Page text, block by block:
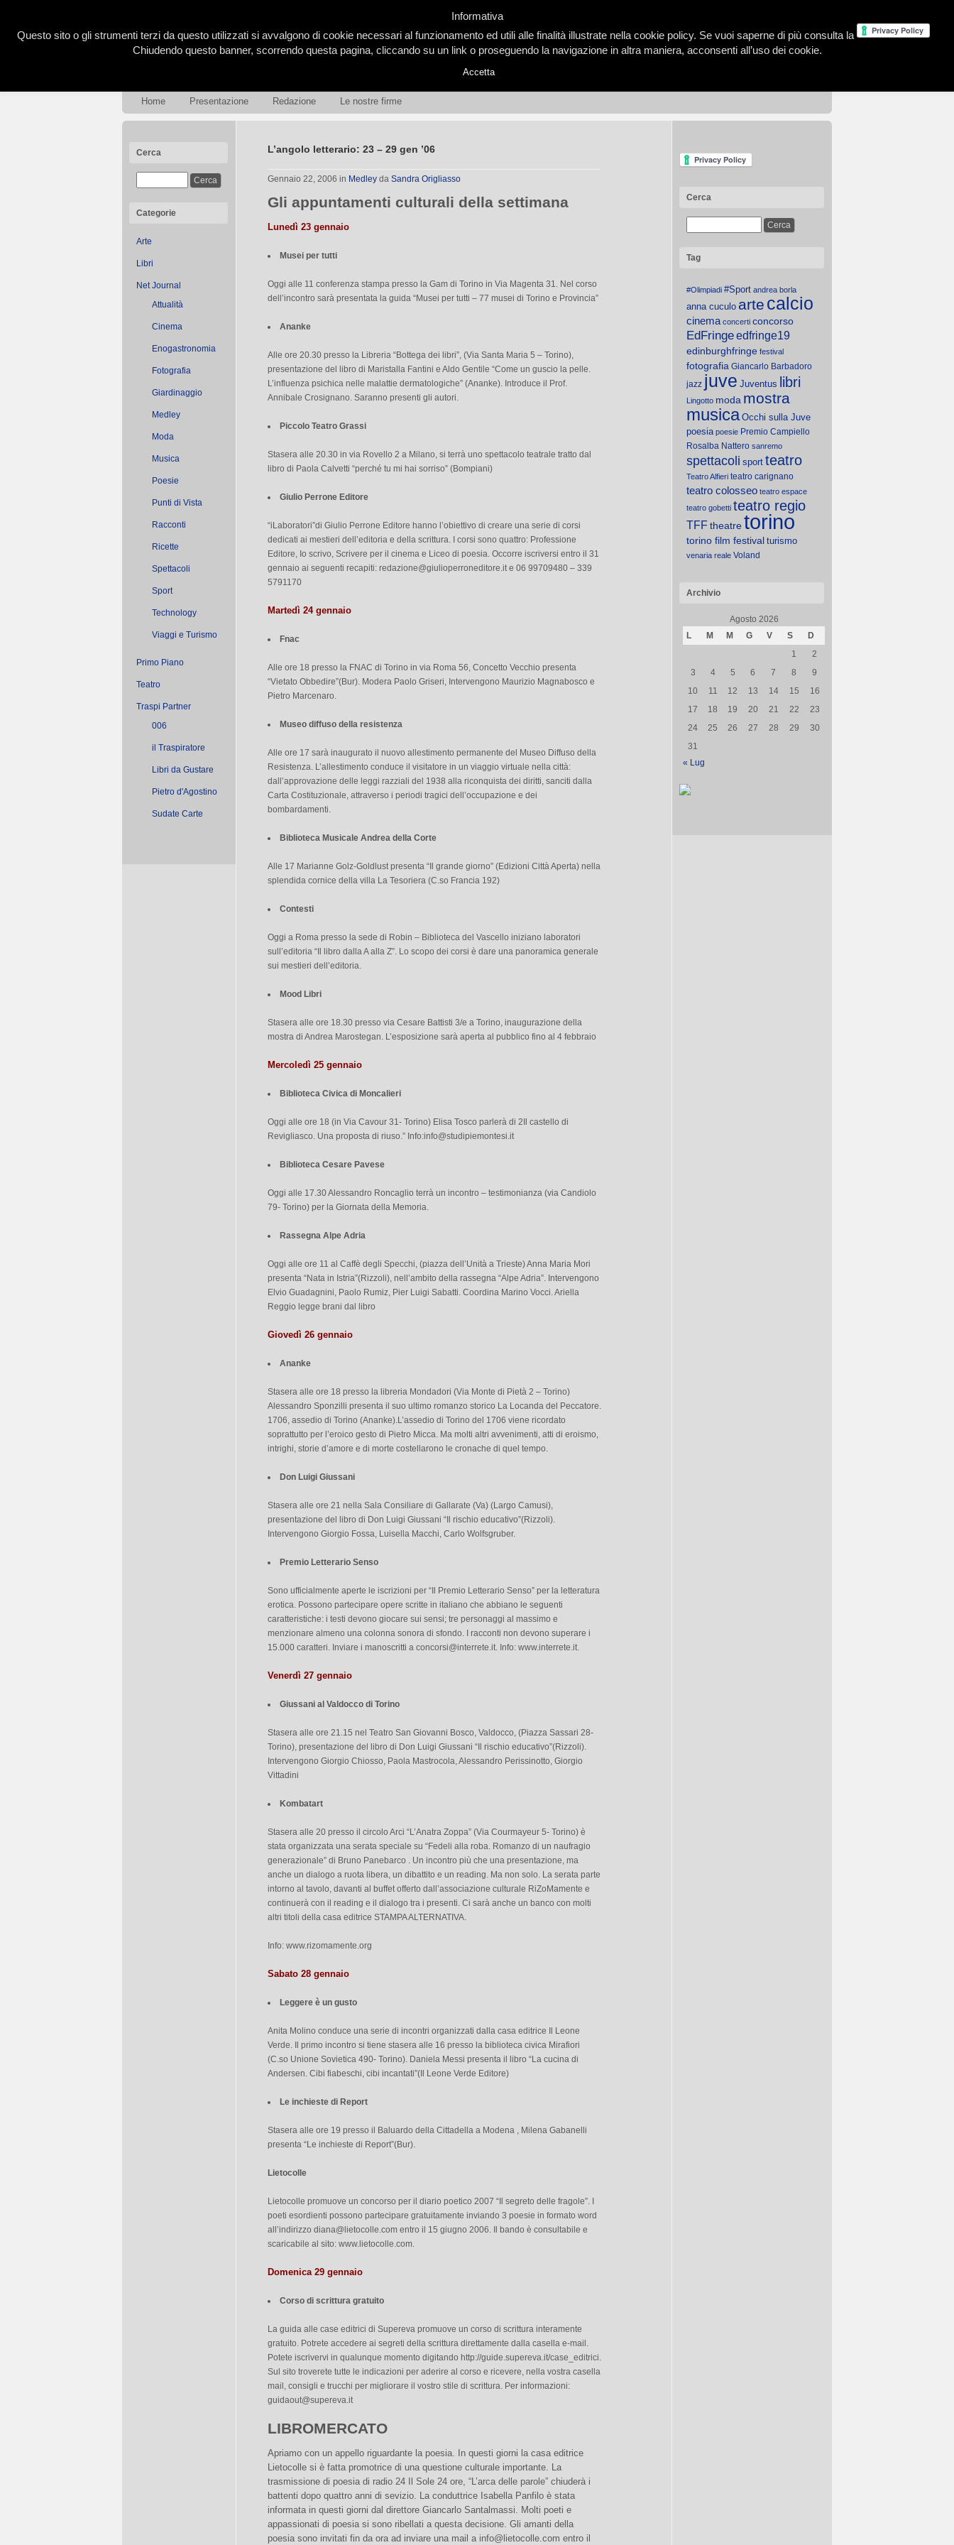
Home Presentazione Redazione Le nostre firme
Cerca
Categorie
Arte
Libri
Net Journal
Attualità
Cinema
Enogastronomia
Fotografia
Giardinaggio
Medley
Moda
Musica
Poesie
Punti di Vista
Racconti
Ricette
Spettacoli
Sport
Technology
Viaggi e Turismo
Primo Piano
Teatro
Traspi Partner
006
il Traspiratore
Libri da Gustare
Pietro d'Agostino
Sudate Carte
L’angolo letterario: 23 – 29 gen ’06
Gennaio 22, 2006 in Medley da Sandra Origliasso
Gli appuntamenti culturali della settimana
Lunedì 23 gennaio
Musei per tutti
Oggi alle 11 conferenza stampa presso la Gam di Torino in Via Magenta 31. Nel corso
dell’incontro sarà presentata la guida “Musei per tutti – 77 musei di Torino e Provincia”
Ananke
Alle ore 20.30 presso la Libreria “Bottega dei libri”, (Via Santa Maria 5 – Torino),
presentazione del libro di Maristalla Fantini e Aldo Gentile “Come un guscio la pelle.
L’influenza psichica nelle malattie dermatologiche” (Ananke). Introduce il Prof.
Annibale Crosignano. Saranno presenti gli autori.
Piccolo Teatro Grassi
Stasera alle 20.30 in via Rovello 2 a Milano, si terrà uno spettacolo teatrale tratto dal
libro di Paola Calvetti “perché tu mi hai sorriso” (Bompiani)
Giulio Perrone Editore
“iLaboratori”di Giulio Perrone Editore hanno l’obiettivo di creare una serie di corsi
dedicati ai mestieri dell’editoria e della scrittura. I corsi sono quattro: Professione
Editore, Io scrivo, Scrivere per il cinema e Liceo di poesia. Occorre iscriversi entro il 31
gennaio ai seguenti recapiti: redazione@giulioperroneditore.ite 06 99709480 – 339
5791170
Martedì 24 gennaio
Fnac
Alle ore 18 presso la FNAC di Torino in via Roma 56, Concetto Vecchio presenta
“Vietato Obbedire”(Bur). Modera Paolo Griseri, Intervengono Maurizio Magnabosco e
Pietro Marcenaro.
Museo diffuso della resistenza
Alle ore 17 sarà inaugurato il nuovo allestimento permanente del Museo Diffuso della
Resistenza. L’allestimento conduce il visitatore in un viaggio virtuale nella città:
dall’approvazione delle leggi razziali del 1938 alla riconquista dei diritti, sanciti dalla
Carta Costituzionale, attraverso i periodi tragici dell’occupazione e dei
bombardamenti.
Biblioteca Musicale Andrea della Corte
Alle 17 Marianne Golz-Goldlust presenta “Il grande giorno” (Edizioni Città Aperta) nella
splendida cornice della villa La Tesoriera (C.so Francia 192)
Contesti
Oggi a Roma presso la sede di Robin – Biblioteca del Vascello iniziano laboratori
sull’editoria “Il libro dalla A alla Z”. Lo scopo dei corsi è dare una panoramica generale
sui mestieri dell’editoria.
Mood Libri
Stasera alle ore 18.30 presso via Cesare Battisti 3/e a Torino, inaugurazione della
mostra di Andrea Marostegan. L’esposizione sarà aperta al pubblico fino al 4 febbraio
Mercoledì 25 gennaio
Biblioteca Civica di Moncalieri
Oggi alle ore 18 (in Via Cavour 31- Torino) Elisa Tosco parlerà di 2Il castello di
Revigliasco. Una proposta di riuso.” Info:info@studipiemontesi.it
Biblioteca Cesare Pavese
Oggi alle 17.30 Alessandro Roncaglio terrà un incontro – testimonianza (via Candiolo
79- Torino) per la Giornata della Memoria.
Rassegna Alpe Adria
Oggi alle ore 11 al Caffè degli Specchi, (piazza dell’Unità a Trieste) Anna Maria Mori
presenta “Nata in Istria”(Rizzoli), nell’ambito della rassegna “Alpe Adria”. Intervengono
Elvio Guadagnini, Paolo Rumiz, Pier Luigi Sabatti. Coordina Marino Vocci. Ariella
Reggio legge brani dal libro
Giovedì 26 gennaio
Ananke
Stasera alle ore 18 presso la libreria Mondadori (Via Monte di Pietà 2 – Torino)
Alessandro Sponzilli presenta il suo ultimo romanzo storico La Locanda del Peccatore.
1706, assedio di Torino (Ananke).L’assedio di Torino del 1706 viene ricordato
soprattutto per l’eroico gesto di Pietro Micca. Ma molti altri avvenimenti, atti di eroismo,
intrighi, storie d’amore e di morte costellarono le cronache di quel tempo.
Don Luigi Giussani
Stasera alle ore 21 nella Sala Consiliare di Gallarate (Va) (Largo Camusi),
presentazione del libro di Don Luigi Giussani “Il rischio educativo”(Rizzoli).
Intervengono Giorgio Fossa, Luisella Macchi, Carlo Wolfsgruber.
Premio Letterario Senso
Sono ufficialmente aperte le iscrizioni per “Il Premio Letterario Senso” per la letteratura
erotica. Possono partecipare opere scritte in italiano che abbiano le seguenti
caratteristiche: i testi devono giocare sui sensi; tre personaggi al massimo e
menzionare almeno una colonna sonora di sfondo. I racconti non devono superare i
15.000 caratteri. Inviare i manoscritti a concorsi@interrete.it. Info: www.interrete.it.
Venerdì 27 gennaio
Giussani al Valdocco di Torino
Stasera alle ore 21.15 nel Teatro San Giovanni Bosco, Valdocco, (Piazza Sassari 28-
Torino), presentazione del libro di Don Luigi Giussani “Il rischio educativo”(Rizzoli).
Intervengono Giorgio Chiosso, Paola Mastrocola, Alessandro Perissinotto, Giorgio
Vittadini
Kombatart
Stasera alle 20 presso il circolo Arci “L’Anatra Zoppa” (Via Courmayeur 5- Torino) è
stata organizzata una serata speciale su “Fedeli alla roba. Romanzo di un naufragio
generazionale” di Bruno Panebarco . Un incontro più che una presentazione, ma
anche un dialogo a ruota libera, un dibattito e un reading. Ma non solo. La serata parte
intorno al tavolo, davanti al buffet offerto dall’associazione culturale RiZoMamente e
continuerà con il reading e il dialogo tra i presenti. Ci sarà anche un banco con molti
altri titoli della casa editrice STAMPA ALTERNATIVA.
Info: www.rizomamente.org
Sabato 28 gennaio
Leggere è un gusto
Anita Molino conduce una serie di incontri organizzati dalla casa editrice Il Leone
Verde. Il primo incontro si tiene stasera alle 16 presso la biblioteca civica Mirafiori
(C.so Unione Sovietica 490- Torino). Daniela Messi presenta il libro “La cucina di
Andersen. Cibi fiabeschi, cibi incantati”(Il Leone Verde Editore)
Le inchieste di Report
Stasera alle ore 19 presso il Baluardo della Cittadella a Modena , Milena Gabanelli
presenta “Le inchieste di Report”(Bur).
Lietocolle
Lietocolle promuove un concorso per il diario poetico 2007 “Il segreto delle fragole”. I
poeti esordienti possono partecipare gratuitamente inviando 3 poesie in formato word
all’indirizzo diana@lietocolle.com entro il 15 giugno 2006. Il bando è consultabile e
scaricabile al sito: www.lietocolle.com.
Domenica 29 gennaio
Corso di scrittura gratuito
La guida alle case editrici di Supereva promuove un corso di scrittura interamente
gratuito. Potrete accedere ai segreti della scrittura direttamente dalla casella e-mail.
Potete iscrivervi in qualunque momento digitando http://guide.supereva.it/case_editrici.
Sul sito troverete tutte le indicazioni per aderire al corso e ricevere, nella vostra casella
mail, consigli e trucchi per migliorare il vostro stile di scrittura. Per informazioni:
guidaout@supereva.it
LIBROMERCATO
Apriamo con un appello riguardante la poesia. In questi giorni la casa editrice
Lietocolle si è fatta promotrice di una questione culturale importante. La
trasmissione di poesia di radio 24 Il Sole 24 ore, “L’arca delle parole” chiuderà i
battenti dopo quattro anni di sevizio. La conduttrice Isabella Panfilo è stata
informata in questi giorni dal direttore Giancarlo Santalmassi. Molti poeti e
appassionati di poesia si sono ribellati a questa decisione. Gli amanti della
poesia sono invitati fin da ora ad inviare una mail a info@lietocolle.com entro il
Cerca
Tag
#Olimpiadi #Sport andrea borla
anna cuculo arte calcio
cinema concerti concorso
EdFringeedfringe19
edinburghfringe festival
fotografia Giancarlo Barbadoro
jazz juve Juventus libri
Lingotto moda mostra
musica Occhi sulla Juve
poesia poesie Premio Campiello
Rosalba Nattero sanremo
spettacoli sport teatro
Teatro Alfieri teatro carignano
teatro colosseo teatro espace
teatro gobetti teatro regio
TFFtheatretorino
torino film festival turismo
venaria reale Voland
Archivio
Agosto 2026
L
M M G V S
D
1
2
3
4 5 6 7 8
9
10
11 12 13 14 15
16
17
18 19 20 21 22
23
24
25 26 27 28 29
30
31
« Lug
Informativa
Questo sito o gli strumenti terzi da questo utilizzati si avvalgono di cookie necessari al funzionamento ed utili alle finalità illustrate nella cookie policy. Se vuoi saperne di più consulta la
Chiudendo questo banner, scorrendo questa pagina, cliccando su un link o proseguendo la navigazione in altra maniera, acconsenti all’uso dei cookie.
Accetta